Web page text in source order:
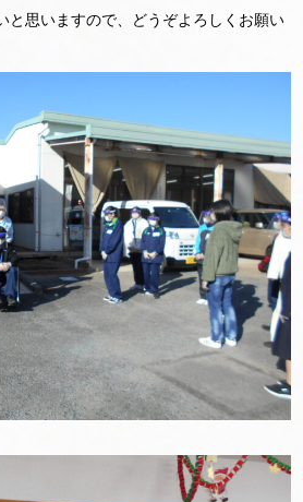
と思いますので、どうぞよろしくお願い